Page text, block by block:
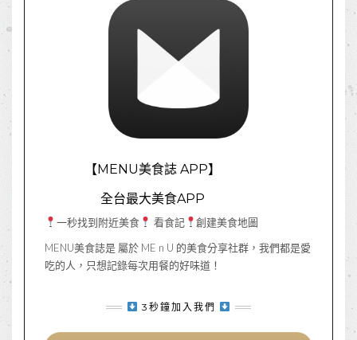
【MENU美食誌 APP】
全台最大美食APP
一秒找到附近美食 看食記
創建美食地圖
MENU美食誌是 屬於 ME n U 的美食分享社群，我們都是愛
吃的人，只想記錄每次用餐的好味道！
3秒鐘加入我們